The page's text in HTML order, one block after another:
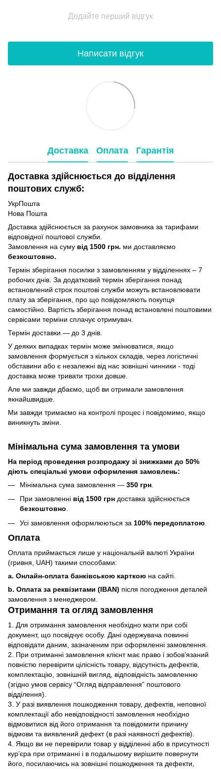
Додайте перший відгук
Написати відгук
Доставка Оплата Гарантія
Доставка здійснюється до відділення
поштових служб:
УкрПошта
Нова Пошта
Доставка здійснюється за рахунок замовника за тарифами
відповідної поштової служби.
Замовлення на суму від 1500 грн. ми доставляємо
безкоштовно.
Термін зберігання посилки з замовленням у відділеннях – 7
робочих днів. За додатковий термін зберігання понад
встановлений строк поштові служби можуть встановлювати
плату за зберігання, про що повідомляють покупця
самостійно. Вартість зберігання понад вcтановлені поштовими
сервісами терміни сплачує отримувач.
Термін доставки — до 3 днів.
У деяких випадках термін може змінюватися, якщо
замовлення формується з кількох складів, через логістичні
обставини або є незалежні від нас зовнішні чинники - тоді
доставка може тривати трохи довше.
Але ми завжди дбаємо, щоб ви отримали замовлення
якнайшвидше.
Ми завжди тримаємо на контролі процес і повідомимо, якщо
виникнуть зміни.
Мінімальна сума замовлення та умови
На період проведення розпродажу зі знижками до 50%
діють спеціальні умови оформлення замовлень:
Мінімальна сума замовлення — 350 грн
При замовленні від 1500 грн доставка здійснюється
безкоштовно.
Усі замовлення оформлюються за 100% передоплатою
Оплата
Оплата приймається лише у національній валюті України
(гривня, UAH) такими способами:
a. Онлайн-оплата банківською карткою на сайті.
b. Оплата за реквізитами (IBAN) після погодження деталей
замовлення з менеджером.
Отримання та огляд замовлення
1. Для отримання замовлення необхідно мати при собі
документ, що посвідчує особу. Дані одержувача повинні
відповідати даним, зазначеним при оформленні замовлення.
2. При отриманні замовлення клієнт має право і зобов’язаний
повністю перевірити цілісність товару, відсутність дефектів,
комплектацію, зовнішній вигляд, відповідність замовленню
(згідно умов сервісу “Огляд відправлення” поштового
відділення).
3. У разі виявлення пошкодження товару, дефектів, неповної
комплектації або невідповідності замовлення необхідно
відмовитися від його отримання та повідомити причину
відмови та виявлений дефект (в разі наявності дефектів).
4. Якщо ви не перевірили товар у відділенні або в присутності
кур’єра при отриманні і в подальшому вирішите повернути
його, посилаючись на зовнішні пошкодження та дефекти,